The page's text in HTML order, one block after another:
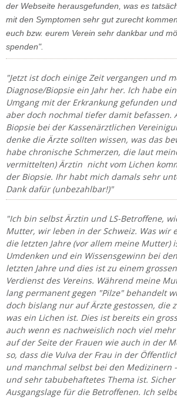
der Webseite herausgefunden, was es
mit den Symptomen sehr gut zurecht
euch bzw. eurem Verein sehr dankbar und
spenden".
"Jetzt ist doch einige Zeit vergangen und
Diagnose/Biopsie ein Jahr her. Ich habe
Umgang mit der Erkrankung gefunden
aber doch nochmal tiefer damit befassen.
Biopsie bei der Kassenärztlichen
denke die Ärzte sollten wissen, was das
habe chronische Schmerzen, die laut
vermittelten) Ärztin nicht vom Lichen
der Biopsie. Ihr habt mich damals sehr
Dank dafür (unbezahlbar!)"
"Ich bin selbst Ärztin und LS-Betroffene,
Mutter, wir leben in der Schweiz. Was wir
die letzten Jahre (vor allem meine Mutter)
Umdenken und ein Wissensgewinn bei
letzten Jahre und dies ist zu einem
Verdienst des Vereins. Während meine
lang permanent gegen "Pilze" behandelt
doch bislang nur auf Ärzte gestossen, die
was ein Lichen ist. Dies ist bereits ein
auch wenn es nachweislich noch viel
auf der Seite der Frauen wie auch in der
so, dass die Vulva der Frau in der
und manchmal selbst bei den Medizinern
und sehr tabubehaftetes Thema ist.
Ausgangslage für die Betroffenen. Ich